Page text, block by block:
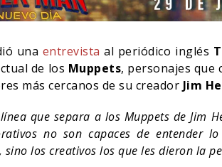
una entrevista al periódico inglés
de los Muppets, personajes que
más cercanos de su creador Jim
que separa a los Muppets de Jim
no son capaces de entender
los creativos los que les dieron la